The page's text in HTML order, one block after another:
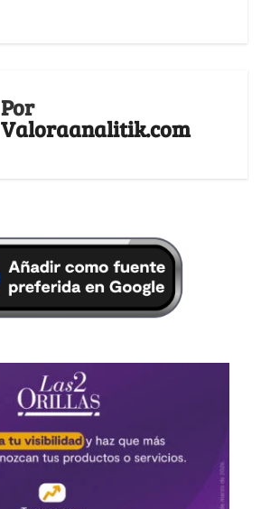
Por
Valoraanalitik.com